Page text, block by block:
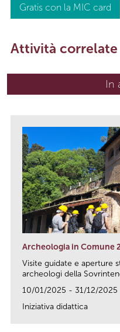
Gratis con la MIC card
Attività correlate
In
Archeologia in Comune
Visite guidate e aperture
archeologi della
10/01/2025 - 31/12/2025
Iniziativa didattica